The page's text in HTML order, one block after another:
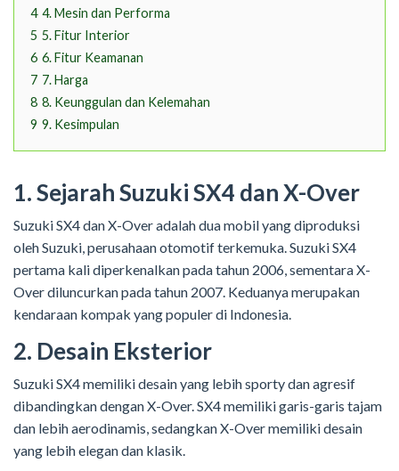
4 4. Mesin dan Performa
5 5. Fitur Interior
6 6. Fitur Keamanan
7 7. Harga
8 8. Keunggulan dan Kelemahan
9 9. Kesimpulan
1. Sejarah Suzuki SX4 dan X-Over
Suzuki SX4 dan X-Over adalah dua mobil yang diproduksi
oleh Suzuki, perusahaan otomotif terkemuka. Suzuki SX4
pertama kali diperkenalkan pada tahun 2006, sementara X-
Over diluncurkan pada tahun 2007. Keduanya merupakan
kendaraan kompak yang populer di Indonesia.
2. Desain Eksterior
Suzuki SX4 memiliki desain yang lebih sporty dan agresif
dibandingkan dengan X-Over. SX4 memiliki garis-garis tajam
dan lebih aerodinamis, sedangkan X-Over memiliki desain
yang lebih elegan dan klasik.